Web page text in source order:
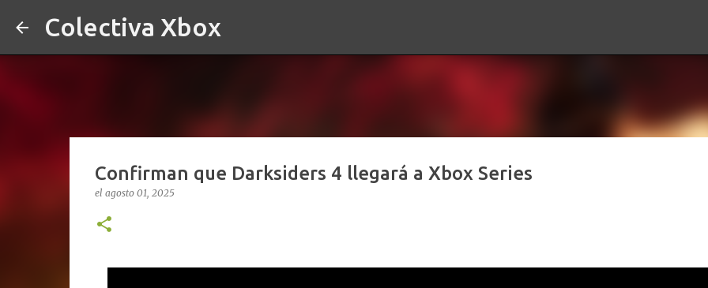
Colectiva Xbox
Confirman que Darksiders 4 llegará a Xbox Series
el agosto 01, 2025